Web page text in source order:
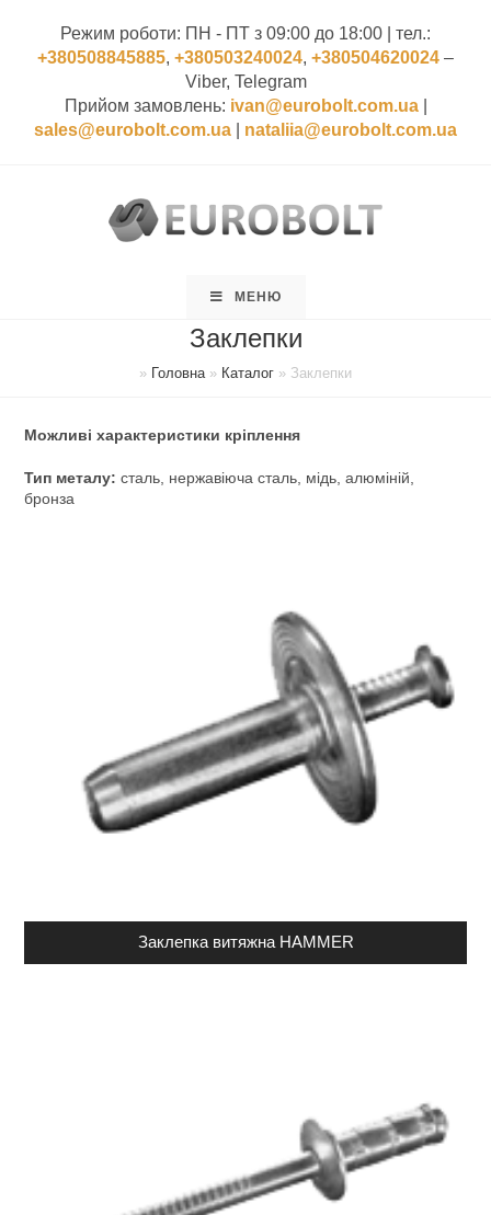
Режим роботи: ПН - ПТ з 09:00 до 18:00 | тел.:
+380508845885, +380503240024, +380504620024 ‒
Viber, Telegram
Прийом замовлень: ivan@eurobolt.com.ua|
sales@eurobolt.com.ua
nataliia@eurobolt.com.ua
МЕНЮ
Заклепки
» Головна» Каталог » Заклепки
Можливі характеристики кріплення
Тип металу: сталь, нержавіюча сталь, мідь, алюміній,
бронза
Заклепка витяжна HAMMER